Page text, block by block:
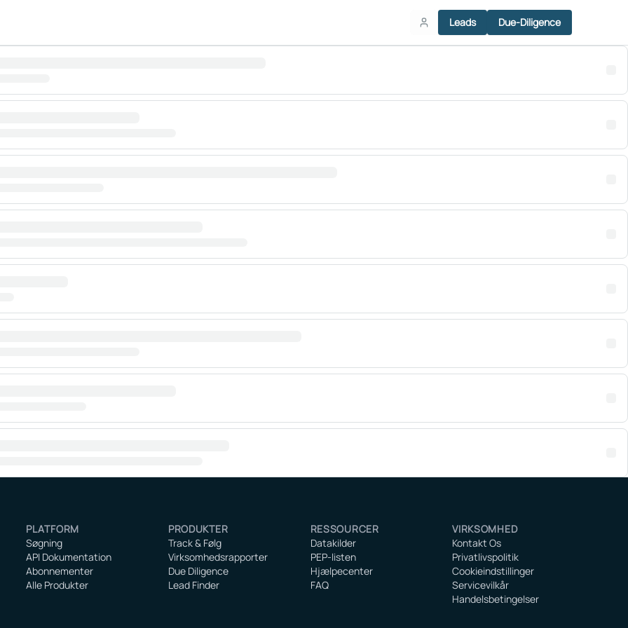
Leads Due-Diligence
PLATFORM
Søgning
API Dokumentation
Abonnementer
Alle Produkter
PRODUKTER
Track & Følg
Virksomhedsrapporter
Due Diligence
Lead Finder
RESSOURCER
Datakilder
PEP-listen
Hjælpecenter
FAQ
VIRKSOMHED
Kontakt Os
Privatlivspolitik
Cookieindstillinger
Servicevilkår
Handelsbetingelser